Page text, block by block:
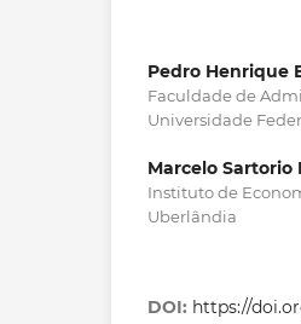
Pedro Henrique
Faculdade de
Universidade
Marcelo Sartorio
Instituto de
Uberlândia
DOI: https://